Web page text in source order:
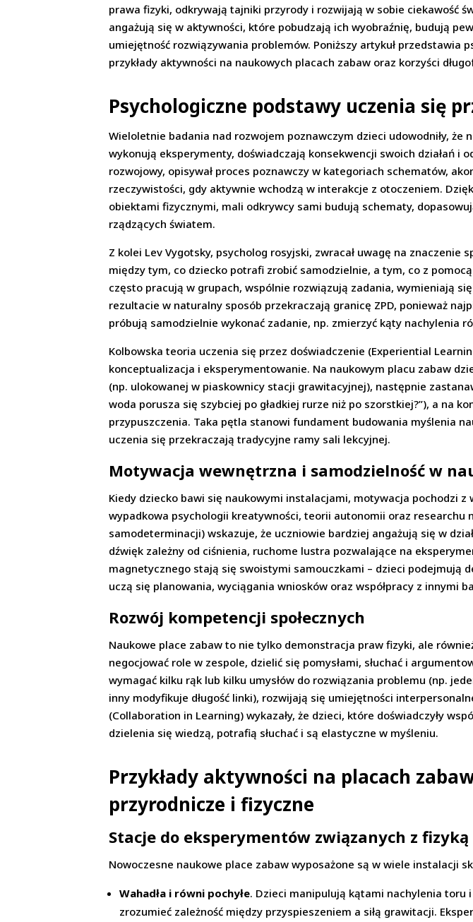
prawa fizyki, odkrywają tajniki przyrody i rozwijają w sobie ciekawość
angażują się w aktywności, które pobudzają ich wyobraźnię, budują
umiejętność rozwiązywania problemów. Poniższy artykuł
przykłady aktywności na naukowych placach zabaw oraz korzyści
Psychologiczne podstawy uczenia się
Wieloletnie badania nad rozwojem poznawczym dzieci udowodniły,
wykonują eksperymenty, doświadczają konsekwencji swoich działań i
rozwojowy, opisywał proces poznawczy w kategoriach schematów,
rzeczywistości, gdy aktywnie wchodzą w interakcje z otoczeniem.
obiektami fizycznymi, mali odkrywcy sami budują schematy,
rządzących światem.
Z kolei Lev Vygotsky, psycholog rosyjski, zwracał uwagę na
między tym, co dziecko potrafi zrobić samodzielnie, a tym, co z
często pracują w grupach, wspólnie rozwiązują zadania, wymieniają
rezultacie w naturalny sposób przekraczają granicę ZPD, ponieważ
próbują samodzielnie wykonać zadanie, np. zmierzyć kąty nachylenia
Kolbowska teoria uczenia się przez doświadczenie (Experiential
konceptualizacja i eksperymentowanie. Na naukowym placu zabaw
(np. ulokowanej w piaskownicy stacji grawitacyjnej), następnie
woda porusza się szybciej po gładkiej rurze niż po szorstkiej?”), a na
przypuszczenia. Taka pętla stanowi fundament budowania myślenia
uczenia się przekraczają tradycyjne ramy sali lekcyjnej.
Motywacja wewnętrzna i samodzielność w
Kiedy dziecko bawi się naukowymi instalacjami, motywacja pochodzi z
wypadkowa psychologii kreatywności, teorii autonomii oraz researchu
samodeterminacji) wskazuje, że uczniowie bardziej angażują się w
dźwięk zależny od ciśnienia, ruchome lustra pozwalające na
magnetycznego stają się swoistymi samouczkami – dzieci podejmują
uczą się planowania, wyciągania wniosków oraz współpracy z innymi
Rozwój kompetencji społecznych
Naukowe place zabaw to nie tylko demonstracja praw fizyki, ale
negocjować role w zespole, dzielić się pomysłami, słuchać i
wymagać kilku rąk lub kilku umysłów do rozwiązania problemu (np.
inny modyfikuje długość linki), rozwijają się umiejętności
(Collaboration in Learning) wykazały, że dzieci, które doświadczyły
dzielenia się wiedzą, potrafią słuchać i są elastyczne w myśleniu.
Przykłady aktywności na placach
przyrodnicze i fizyczne
Stacje do eksperymentów związanych z fizyką
Nowoczesne naukowe place zabaw wyposażone są w wiele instalacji
Wahadła i równi pochyłe. Dzieci manipulują kątami nachylenia toru
zrozumieć zależność między przyspieszeniem a siłą grawitacji.